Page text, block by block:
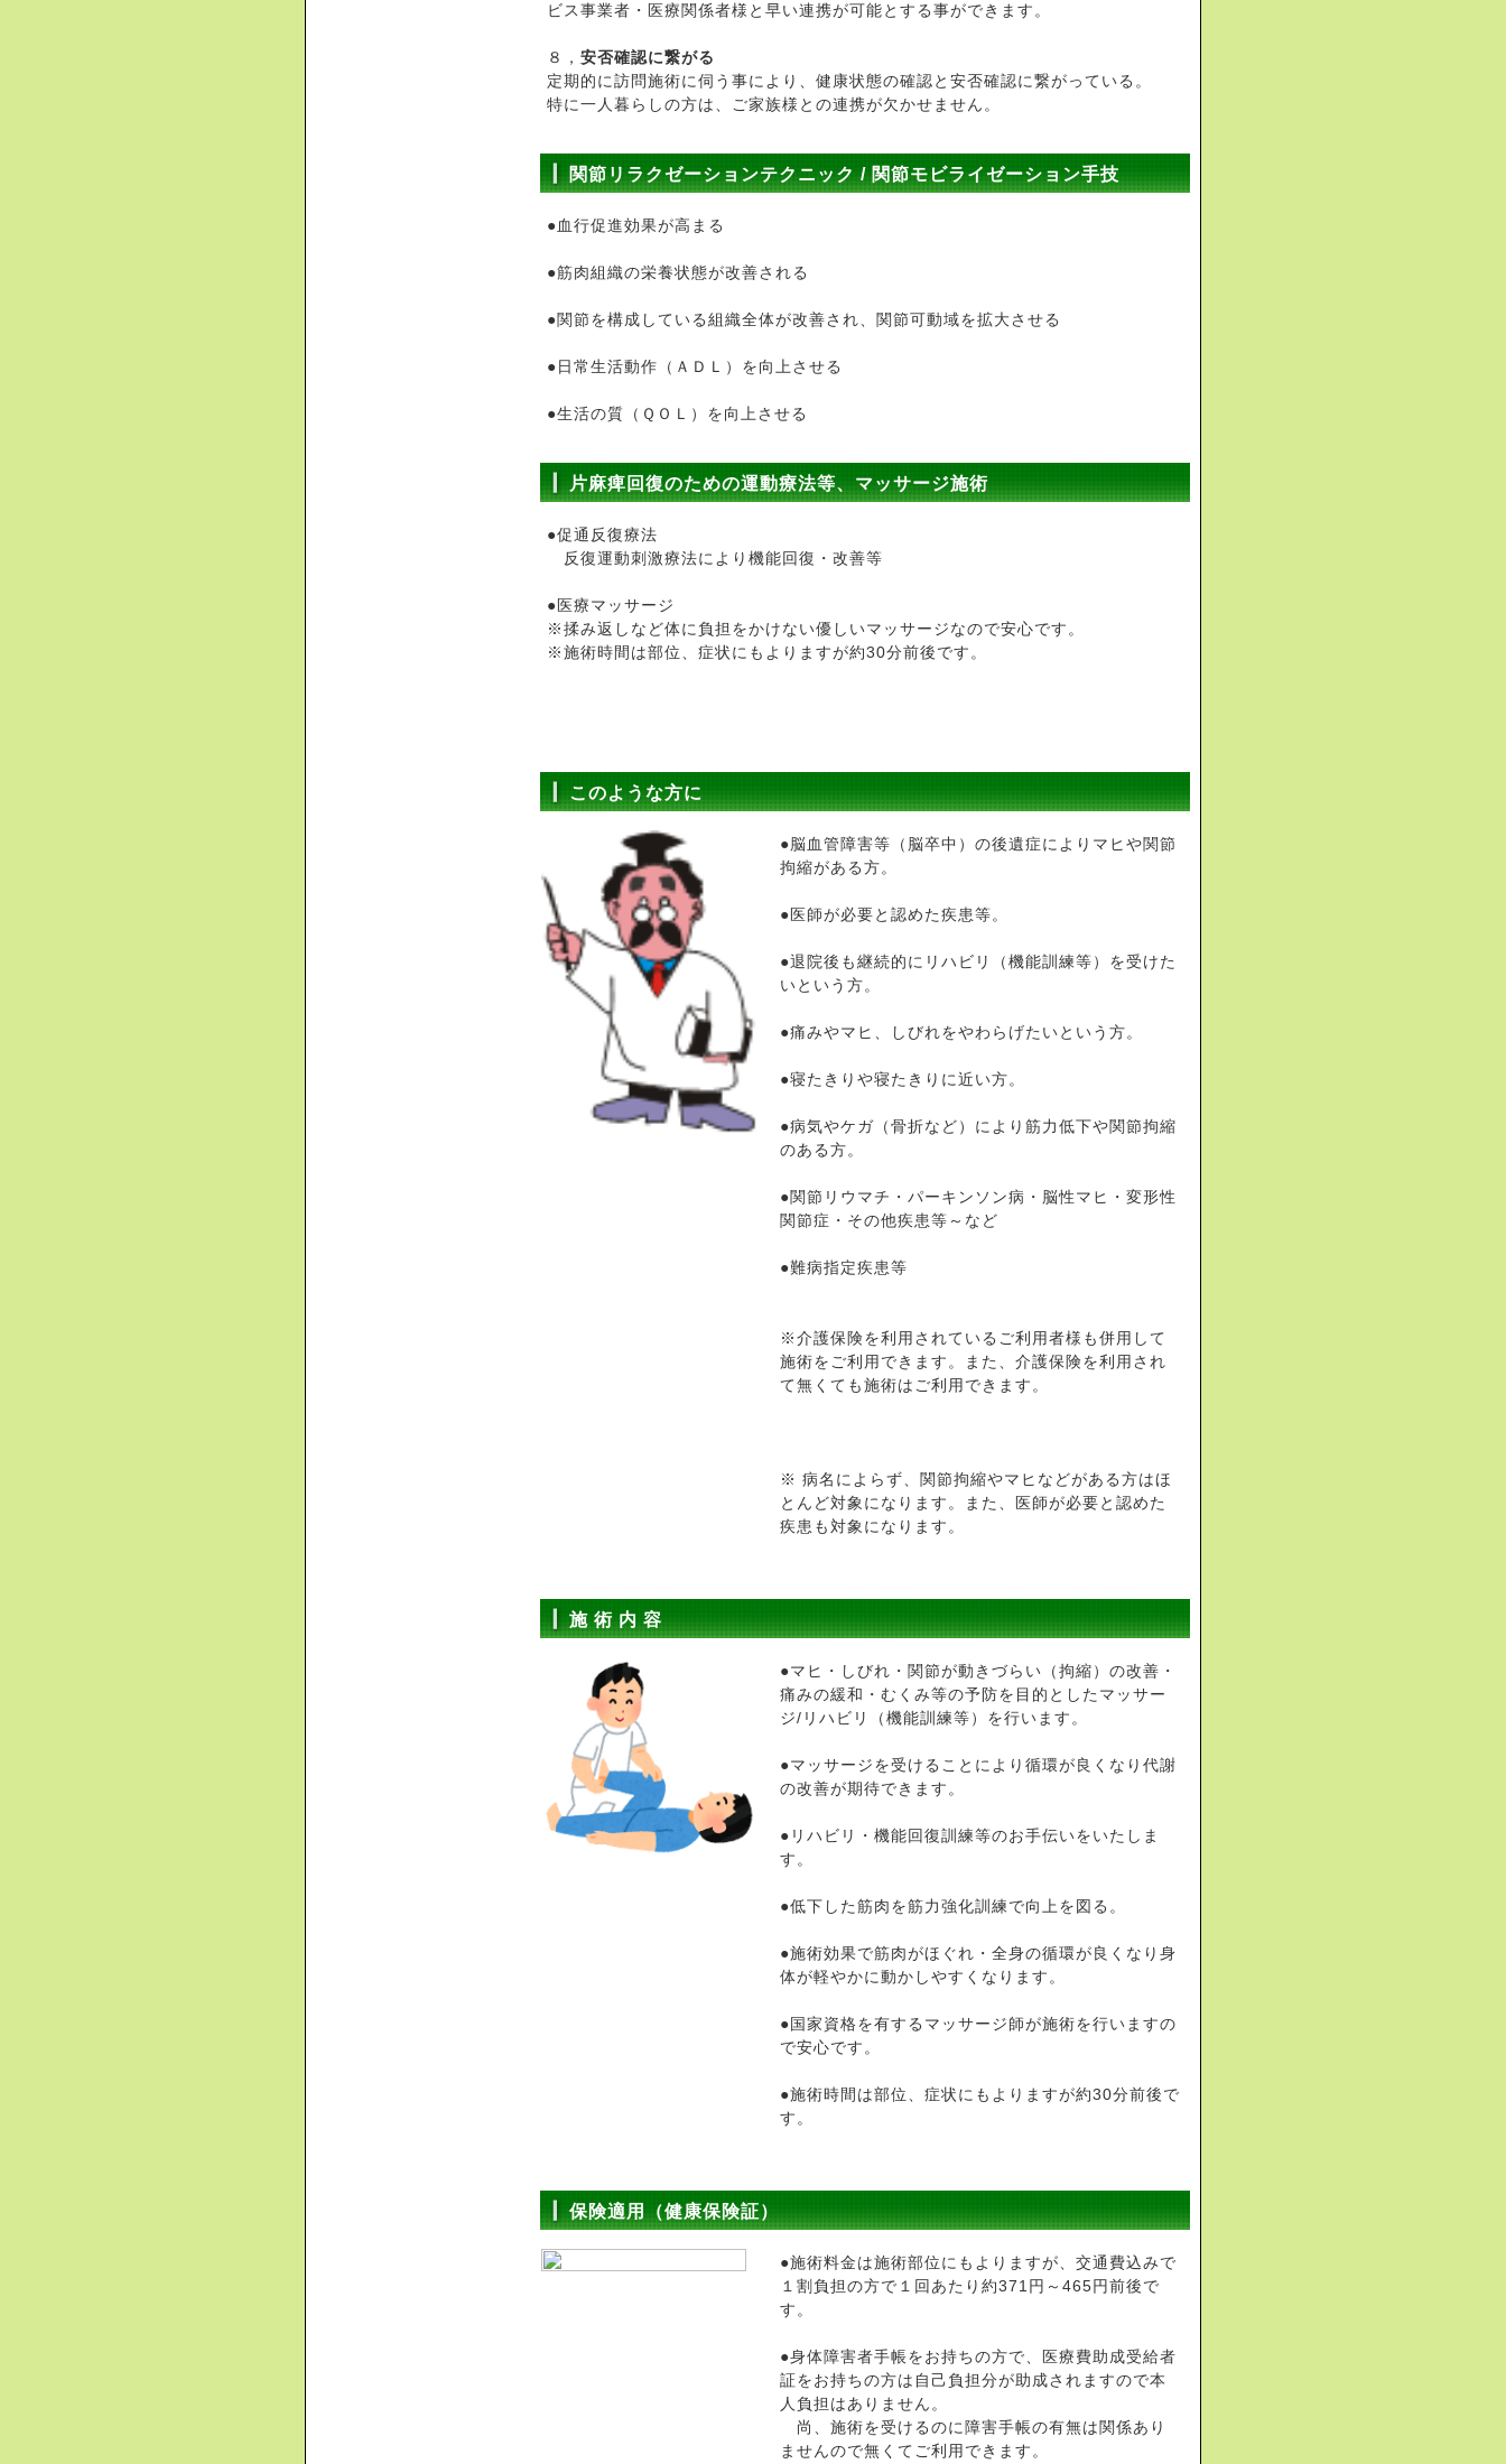
ビス事業者・医療関係者様と早い連携が可能とする事ができます。
８， 安否確認に繋がる
定期的に訪問施術に伺う事により、健康状態の確認と安否確認に繋がっている。
特に一人暮らしの方は、ご家族様との連携が欠かせません。
関節リラクゼーションテクニック / 関節モビライゼーション手技
●血行促進効果が高まる
●筋肉組織の栄養状態が改善される
●関節を構成している組織全体が改善され、関節可動域を拡大させる
●日常生活動作（ＡＤＬ）を向上させる
●生活の質（ＱＯＬ）を向上させる
片麻痺回復のための運動療法等、マッサージ施術
●促通反復療法
反復運動刺激療法により機能回復・改善等
●医療マッサージ
※揉み返しなど体に負担をかけない優しいマッサージなので安心です。
※施術時間は部位、症状にもよりますが約30分前後です。
このような方に
●脳血管障害等（脳卒中）の後遺症によりマヒや関節
拘縮がある方。
●医師が必要と認めた疾患等。
●退院後も継続的にリハビリ（機能訓練等）を受けた
いという方。
●痛みやマヒ、しびれをやわらげたいという方。
●寝たきりや寝たきりに近い方。
●病気やケガ（骨折など）により筋力低下や関節拘縮
のある方。
●関節リウマチ・パーキンソン病・脳性マヒ・変形性
関節症・その他疾患等～など
●難病指定疾患等
※介護保険を利用されているご利用者様も併用して
施術をご利用できます。また、介護保険を利用され
て無くても施術はご利用できます。
※ 病名によらず、関節拘縮やマヒなどがある方はほ
とんど対象になります。また、医師が必要と認めた
疾患も対象になります。
施 術 内 容
●マヒ・しびれ・関節が動きづらい（拘縮）の改善・
痛みの緩和・むくみ等の予防を目的としたマッサー
ジ/リハビリ（機能訓練等）を行います。
●マッサージを受けることにより循環が良くなり代謝
の改善が期待できます。
●リハビリ・機能回復訓練等のお手伝いをいたしま
す。
●低下した筋肉を筋力強化訓練で向上を図る。
●施術効果で筋肉がほぐれ・全身の循環が良くなり身
体が軽やかに動かしやすくなります。
●国家資格を有するマッサージ師が施術を行いますの
で安心です。
●施術時間は部位、症状にもよりますが約30分前後で
す。
保険適用（健康保険証）
●施術料金は施術部位にもよりますが、交通費込みで
１割負担の方で１回あたり約371円～465円前後で
す。
●身体障害者手帳をお持ちの方で、医療費助成受給者
証をお持ちの方は自己負担分が助成されますので本
人負担はありません。
尚、施術を受けるのに障害手帳の有無は関係あり
ませんので無くてご利用できます。